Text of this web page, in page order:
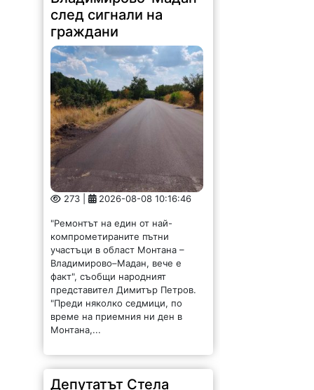
след сигнали на
граждани
273 | 2026-08-08 10:16:46
компрометираните пътни
участъци в област Монтана –
Владимирово–Мадан, вече е
факт", съобщи народният
представител Димитър Петров.
"Преди няколко седмици, по
време на приемния ни ден в
Монтана,...
Депутатът Стела